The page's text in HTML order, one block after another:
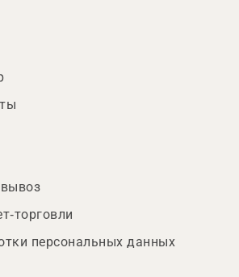
торговли
персональных данных